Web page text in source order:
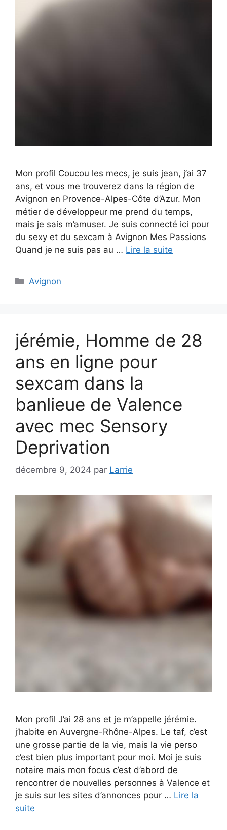
Mon profil Coucou les mecs, je suis jean, j’ai 37
ans, et vous me trouverez dans la région de
Avignon en Provence-Alpes-Côte d’Azur. Mon
métier de développeur me prend du temps,
mais je sais m’amuser. Je suis connecté ici pour
du sexy et du sexcam à Avignon Mes Passions
Quand je ne suis pas au … Lire la suite
Catégories
Avignon
jérémie, Homme de 28
ans en ligne pour
sexcam dans la
banlieue de Valence
avec mec Sensory
Deprivation
décembre 9, 2024 par Larrie
Mon profil J’ai 28 ans et je m’appelle jérémie.
j’habite en Auvergne-Rhône-Alpes. Le taf, c’est
une grosse partie de la vie, mais la vie perso
c’est bien plus important pour moi. Moi je suis
notaire mais mon focus c’est d’abord de
rencontrer de nouvelles personnes à Valence et
je suis sur les sites d’annonces pour … Lire la
suite